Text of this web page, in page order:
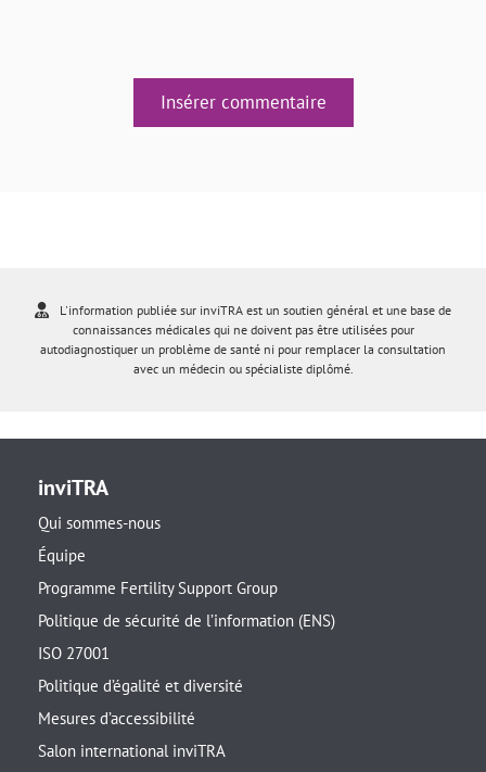
Insérer commentaire
L'information publiée sur inviTRA est un soutien général et une base de
connaissances médicales qui ne doivent pas être utilisées pour
autodiagnostiquer un problème de santé ni pour remplacer la consultation
avec un médecin ou spécialiste diplômé.
inviTRA
Qui sommes-nous
Équipe
Programme Fertility Support Group
Politique de sécurité de l’information (ENS)
ISO 27001
Politique d’égalité et diversité
Mesures d’accessibilité
Salon international inviTRA